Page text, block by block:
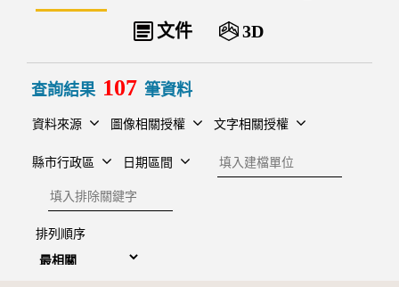
文件 3D
查詢結果 107 筆資料
資料來源 圖像相關授權 文字相關授權
縣市行政區 日期區間
建檔單位
排除關鍵字
排列順序